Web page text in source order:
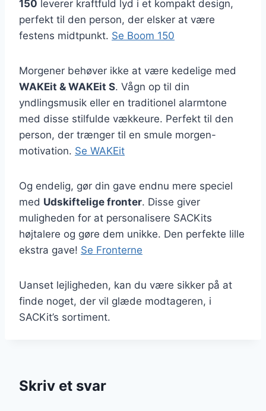
150 leverer kraftfuld lyd i et kompakt design,
perfekt til den person, der elsker at være
festens midtpunkt. Se Boom 150
Morgener behøver ikke at være kedelige med
WAKEit & WAKEit S. Vågn op til din
yndlingsmusik eller en traditionel alarmtone
med disse stilfulde vækkeure. Perfekt til den
person, der trænger til en smule morgen-
motivation. Se WAKEit
Og endelig, gør din gave endnu mere speciel
med Udskiftelige fronter. Disse giver
muligheden for at personalisere SACKits
højtalere og gøre dem unikke. Den perfekte lille
ekstra gave! Se Fronterne
Uanset lejligheden, kan du være sikker på at
finde noget, der vil glæde modtageren, i
SACKit’s sortiment.
Skriv et svar